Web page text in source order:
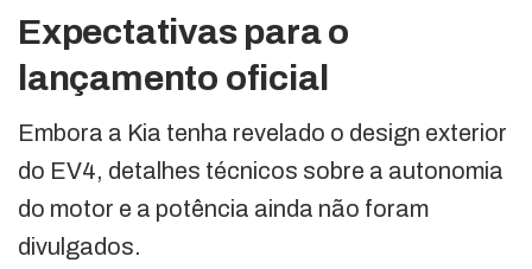
Expectativas para o
lançamento oficial
Embora a Kia tenha revelado o design exterior
do EV4, detalhes técnicos sobre a autonomia
do motor e a potência ainda não foram
divulgados.